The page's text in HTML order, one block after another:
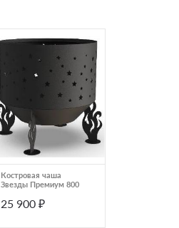
Костровая чаша
Звезды Премиум 800
25 900 ₽